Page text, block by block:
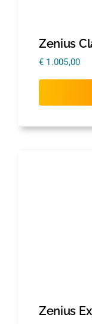
Zenius
€ 1.005,00
Zenius